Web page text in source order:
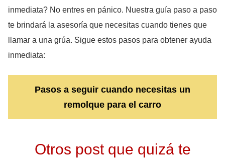
inmediata? No entres en pánico. Nuestra guía paso a paso
te brindará la asesoría que necesitas cuando tienes que
llamar a una grúa. Sigue estos pasos para obtener ayuda
inmediata:
Pasos a seguir cuando necesitas un
remolque para el carro
Otros post que quizá te